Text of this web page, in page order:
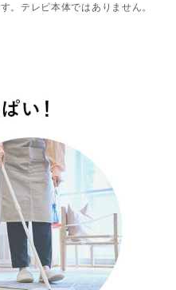
。テレビ本体ではありません。